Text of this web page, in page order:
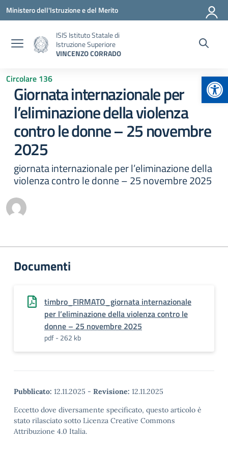
Vai ai contenuti
Vai al menu di navigazione
Vai al footer
Ministero dell'Istruzione e del Merito
ISIS Istituto Statale di
Istruzione Superiore
VINCENZO CORRADO
Circolare 136
Giornata internazionale per
l’eliminazione della violenza
contro le donne – 25 novembre
2025
giornata internazionale per l’eliminazione della
violenza contro le donne – 25 novembre 2025
Documenti
timbro_FIRMATO_giornata internazionale
per l’eliminazione della violenza contro le
donne – 25 novembre 2025
pdf - 262 kb
Pubblicato: 12.11.2025 - Revisione: 12.11.2025
Eccetto dove diversamente specificato, questo articolo è
stato rilasciato sotto Licenza Creative Commons
Attribuzione 4.0 Italia.